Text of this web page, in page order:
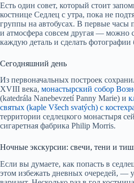
Есть один совет, который стоит
костнице Седлец с утра, пока не
группы на автобусах. В первые часы
и атмосфера совсем другая — можно
каждую деталь и сделать фотографии
Сегодняшний день
Из первоначальных построек
XVIII века, монастырский собор
(katedrála Nanebevzetí Panny Marie) и
святых (kaple Všech svatých) с
территории седлецкого монастыря
сигаретная фабрика Philip Morris.
Ночные экскурсии: свечи, тени и
Если вы думаете, как попасть в
этом избежать дневных очередей, —